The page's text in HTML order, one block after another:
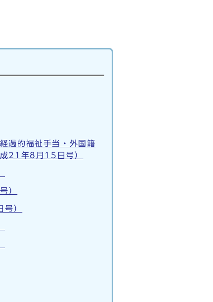
過的福祉手当・外国籍
21年8月15日号）
）
）